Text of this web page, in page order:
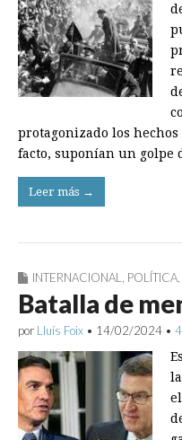
protagonizado los hechos
facto, suponían un golpe
Leer más →
INTERNACIONAL POLÍTICA
Batalla de
por Lluís Foix • 14/02/2024 •